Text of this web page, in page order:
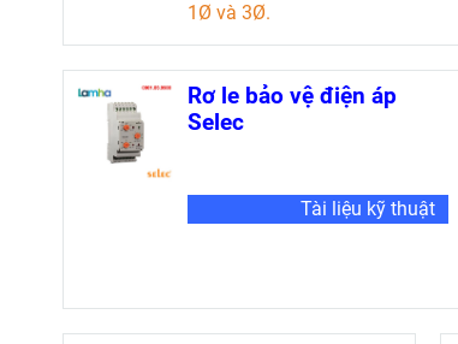
1Ø và 3Ø.
1 Rơ le C/O SPDT.
Có thể kiểm tra tự động/từ xa.
Phạm vi MPCT: 10A - 80A
Phạm vi hoạt động: 280 -500V
Tài liệu kỹ thuật
Rơ le bảo vệ điện áp
Selec
Tài liệu kỹ thuật